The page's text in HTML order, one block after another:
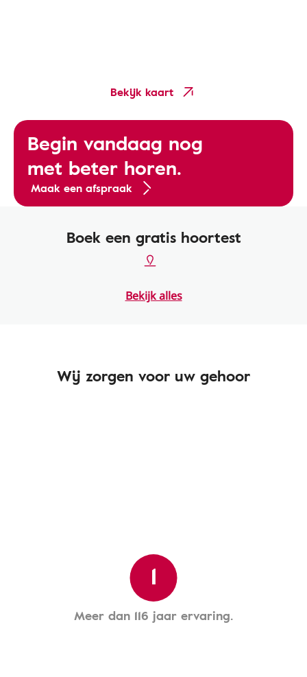
Bekijk kaart
Begin vandaag nog
met beter horen.
Maak een afspraak
Boek een gratis hoortest
Bekijk alles
Wij zorgen voor uw gehoor
1
Meer dan 116 jaar ervaring.